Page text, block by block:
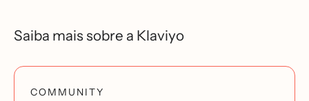
Saiba mais sobre a Klaviyo
COMMUNITY